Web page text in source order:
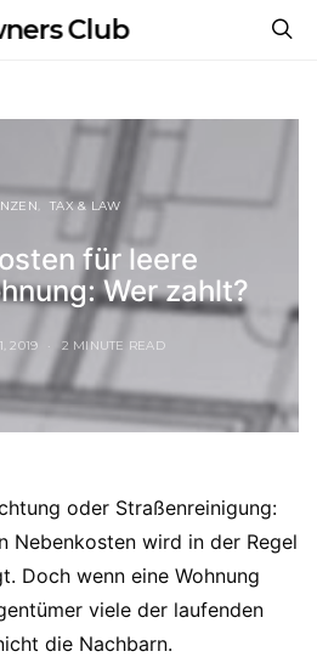
Club
TAX & LAW
für leere
Wer zahlt?
2019 2 MINUTE READ
oder Straßenreinigung:
Nebenkosten wird in der Regel
Doch wenn eine Wohnung
viele der laufenden
die Nachbarn.